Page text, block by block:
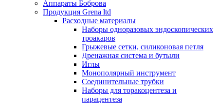
Аппараты Боброва
Продукция Grena ltd
Расходные материалы
Наборы одноразовых эндоскопических
троакаров
Грыжевые сетки, силиконовая петля
Дренажная система и бутыли
Иглы
Монополярный инструмент
Соединительные трубки
Наборы для торакоцентеза и
парацентеза